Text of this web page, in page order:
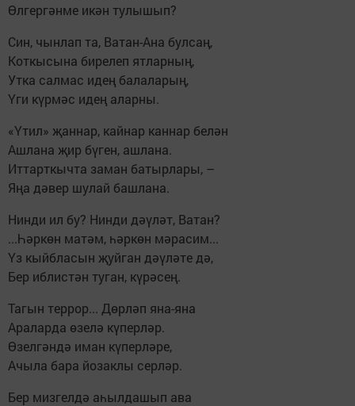
Өлгергәнме икән тулышып?
Син, чынлап та, Ватан-Ана булсаң,
Коткысына бирелеп ятларның,
Утка салмас идең балаларың,
Үги күрмәс идең аларны.
«Үтил» җаннар, кайнар каннар белән
Ашлана җир бүген, ашлана.
Иттарткычта заман батырлары, –
Яңа дәвер шулай башлана.
Нинди ил бу? Нинди дәүләт, Ватан?
...Һәркөн матәм, һәркөн мәрасим...
Үз кыйбласын җуйган дәүләте дә,
Бер иблистән туган, күрәсең.
Тагын террор... Дөрләп яна-яна
Араларда өзелә күперләр.
Өзелгәндә иман күперләре,
Ачыла бара йозаклы серләр.
Бер мизгелдә аһылдашып ава